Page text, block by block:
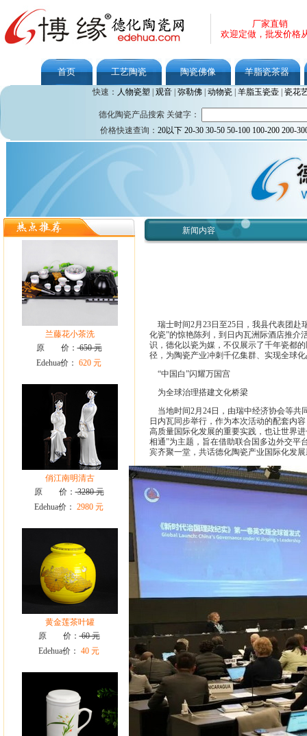
厂家直销
欢迎定做，批发价格
首页 工艺陶瓷 陶瓷佛像 羊脂瓷茶器
快速： 人物瓷塑 观音| 弥勒佛| 动物瓷| 羊脂玉瓷壶| 瓷花
德化陶瓷产品搜索 关健字：
价格快速查询： 20以下 20-30 30-50 50-100 100-200 200-
兰藤花小茶洗
原 价：650 元
Edehua价： 620 元
俏江南明清古
原 价：3280 元
Edehua价： 2980 元
黄金莲茶叶罐
原 价：60 元
Edehua价： 40 元
新闻内容
瑞士时间2月23日至25日，我县代表团赴
化瓷”的惊艳陈列，到日内瓦洲际酒店推介
识，德化以瓷为媒，不仅展示了千年瓷都
径，为陶瓷产业冲刺千亿集群、实现全球
“中国白”闪耀万国宫
为全球治理搭建文化桥梁
当地时间2月24日，由瑞中经济协会等共
日内瓦同步举行，作为本次活动的配套内
高质量国际化发展的重要实践，也让世界
相通”为主题，旨在借助联合国多边外交平
宾齐聚一堂，共话德化陶瓷产业国际化发